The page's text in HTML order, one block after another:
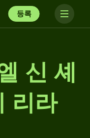
등록
신 셰
리라